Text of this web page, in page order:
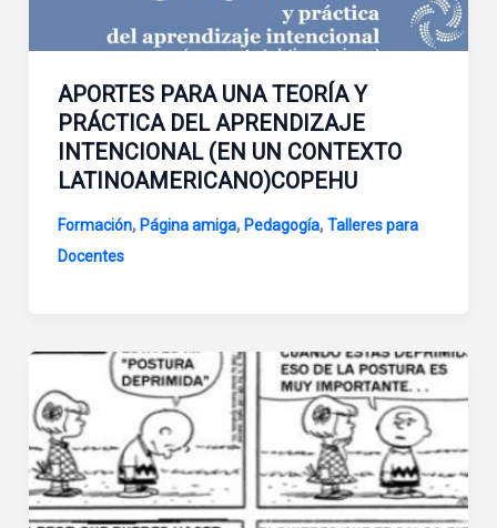
APORTES PARA UNA TEORÍA Y
PRÁCTICA DEL APRENDIZAJE
INTENCIONAL (EN UN CONTEXTO
LATINOAMERICANO)COPEHU
Formación, Página amiga, Pedagogía,Talleres para
Docentes